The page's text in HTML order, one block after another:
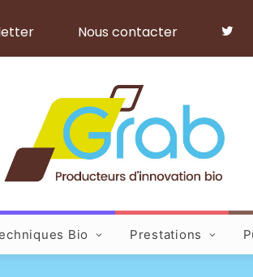
Nous contacter
Bio Prestations